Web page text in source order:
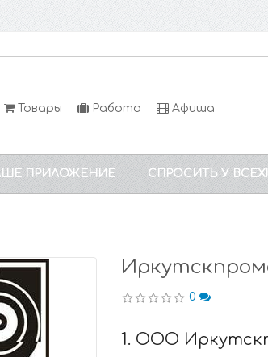
Товары Работа Афиша
ПРИЛОЖЕНИЕ СПРОСИТЬ У ВСЕХ!
0
1. ООО